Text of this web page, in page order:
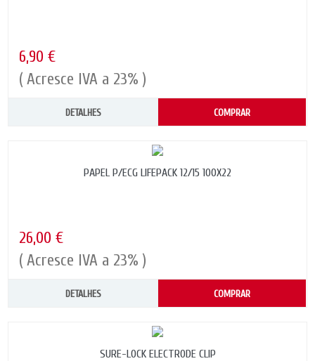
6,90 €
( Acresce IVA a 23% )
DETALHES COMPRAR
PAPEL P/ECG LIFEPACK 12/15 100X22
26,00 €
( Acresce IVA a 23% )
DETALHES COMPRAR
SURE-LOCK ELECTRODE CLIP